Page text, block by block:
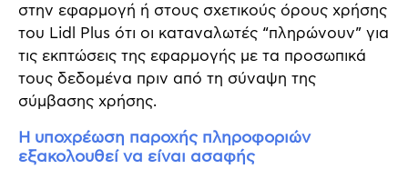
στην εφαρμογή ή στους σχετικούς όρους χρήσης
του Lidl Plus ότι οι καταναλωτές “πληρώνουν” για
τις εκπτώσεις της εφαρμογής με τα προσωπικά
τους δεδομένα πριν από τη σύναψη της
σύμβασης χρήσης.
Η υποχρέωση παροχής πληροφοριών
εξακολουθεί να είναι ασαφής